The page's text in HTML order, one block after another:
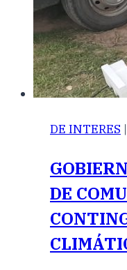
DE INTERES |
DE